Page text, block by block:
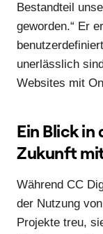
Bestandteil
geworden.“ Er
unerlässlich
Websites mit
Ein Blick in
Zukunft
Während CC
der Nutzung
Projekte treu,